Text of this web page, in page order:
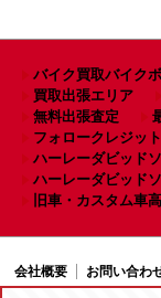
バイク買取バイク
買取出張エリア
無料出張査定
フォロークレジット
ハーレーダビッド
ハーレーダビッド
旧車・カスタム車
会社概要 お問い合わ